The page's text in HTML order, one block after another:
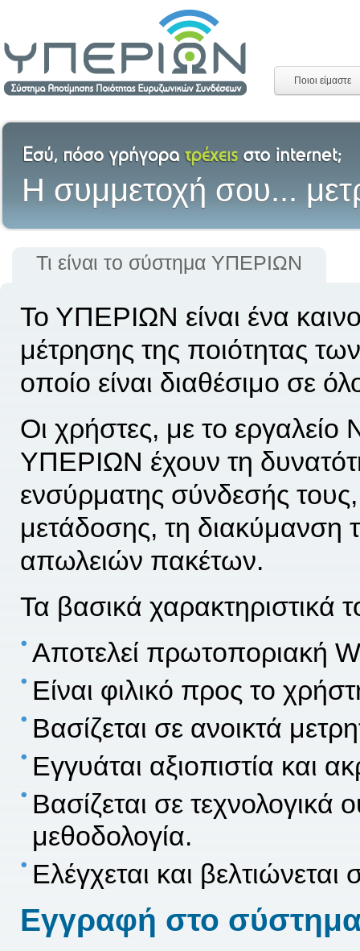
Ποιοι είμαστε
H συμμετοχή σου...
Τι είναι το σύστημα ΥΠΕΡΙΩΝ
Το ΥΠΕΡΙΩΝ είναι ένα
μέτρησης της ποιότητας
οποίο είναι διαθέσιμο σε
Οι χρήστες, με το
ΥΠΕΡΙΩΝ έχουν τη
ενσύρματης σύνδεσής
μετάδοσης, τη διακύμανση
απωλειών πακέτων.
Τα βασικά
Αποτελεί πρωτοποριακή
Είναι φιλικό προς το
Βασίζεται σε ανοικτά
Εγγυάται αξιοπιστία και
Βασίζεται σε τεχνολογικά
μεθοδολογία.
Ελέγχεται και
Εγγραφή στο